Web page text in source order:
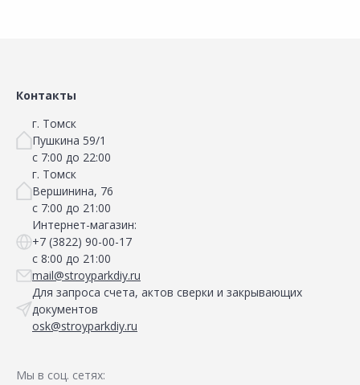
Контакты
г. Томск
Пушкина 59/1
с 7:00 до 22:00
г. Томск
Вершинина, 76
с 7:00 до 21:00
Интернет-магазин:
+7 (3822) 90-00-17
с 8:00 до 21:00
mail@stroyparkdiy.ru
Для запроса счета, актов сверки и закрывающих
документов
osk@stroyparkdiy.ru
Мы в соц. сетях: